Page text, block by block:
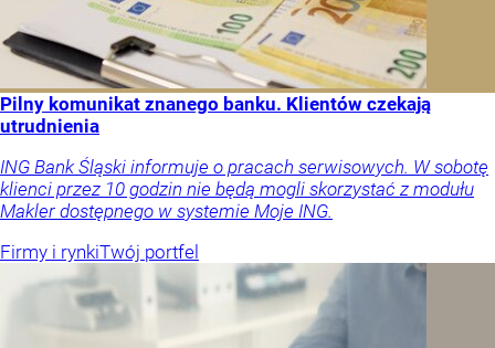
Pilny komunikat znanego banku. Klientów czekają
utrudnienia
ING Bank Śląski informuje o pracach serwisowych. W sobotę
klienci przez 10 godzin nie będą mogli skorzystać z modułu
Makler dostępnego w systemie Moje ING.
Firmy i rynkiTwój portfel